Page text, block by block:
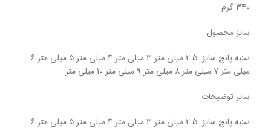
340 گرم
سایز محصول
سنبه پانچ سایز: 2.5 میلی متر 3 میلی متر 4 میلی متر 5 میلی متر 6
میلی متر 7 میلی متر 8 میلی متر 9 میلی متر 10 میلی متر
سایر توضیحات
سنبه پانچ سایز: 2.5 میلی متر 3 میلی متر 4 میلی متر 5 میلی متر 6